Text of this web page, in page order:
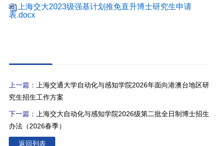
上海交大2023级强基计划推免直升博士研究生申请
表.docx
上一篇： 上海交通大学自动化与感知学院2026年面向港澳台地区研
究生招生工作方案
下一篇：
上海交大自动化与感知学院2026级第二批全日制博士招生
办法（2026春季）
返回列表